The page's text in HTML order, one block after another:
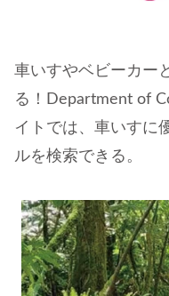
車いすやベビーカー
る！Department of
イトでは、車いすに
ルを検索できる。